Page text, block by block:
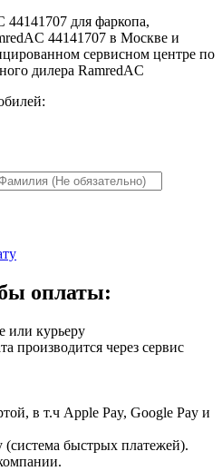
44141707 для фаркопа,
44141707 в Москве и
сервисном центре по
дилера RamredAC
оплаты:
или курьеру
производится через сервис
в т.ч Apple Pay, Google Pay и
быстрых платежей).